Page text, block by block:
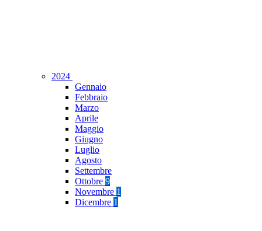
2024
Gennaio
Febbraio
Marzo
Aprile
Maggio
Giugno
Luglio
Agosto
Settembre
Ottobre 9
Novembre 1
Dicembre 1